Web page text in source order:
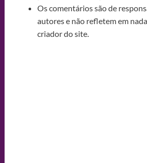
Os comentários são de
autores e não refletem em
criador do site.